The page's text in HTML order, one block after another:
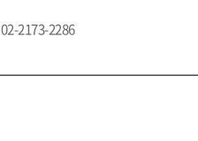
02-2173-2286